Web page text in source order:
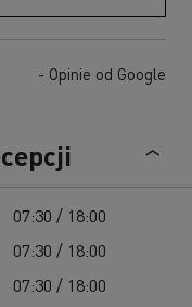
- Opinie od Google
07:30 / 18:00
07:30 / 18:00
07:30 / 18:00